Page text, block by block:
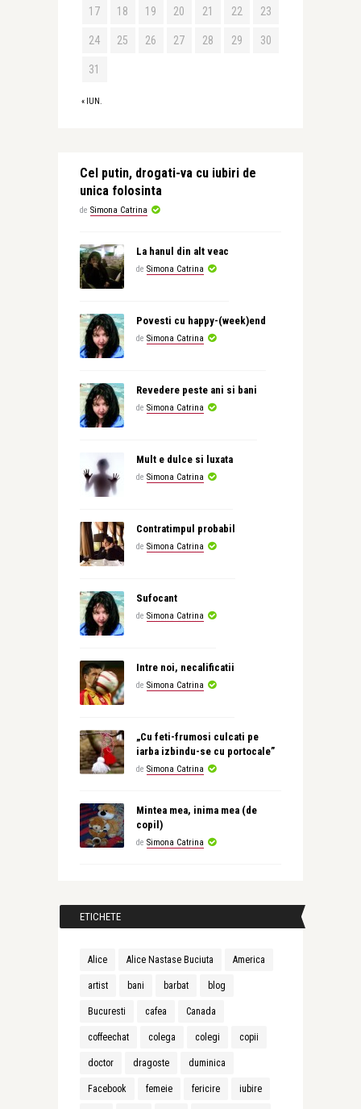
« IUN.
17 18 19 20 21 22 23
24 25 26 27 28 29 30
31
Cel putin, drogati-va cu iubiri de
unica folosinta
de Simona Catrina
La hanul din alt veac
de Simona Catrina
Povesti cu happy-(week)end
de Simona Catrina
Revedere peste ani si bani
de Simona Catrina
Mult e dulce si luxata
de Simona Catrina
Contratimpul probabil
de Simona Catrina
Sufocant
de Simona Catrina
Intre noi, necalificatii
de Simona Catrina
„Cu feti-frumosi culcati pe
iarba izbindu-se cu portocale”
de Simona Catrina
Mintea mea, inima mea (de
copil)
de Simona Catrina
ETICHETE
Alice Alice Nastase Buciuta America
artist bani barbat blog
Bucuresti cafea Canada
coffeechat colega colegi copii
doctor dragoste duminica
Facebook femeie fericire iubire